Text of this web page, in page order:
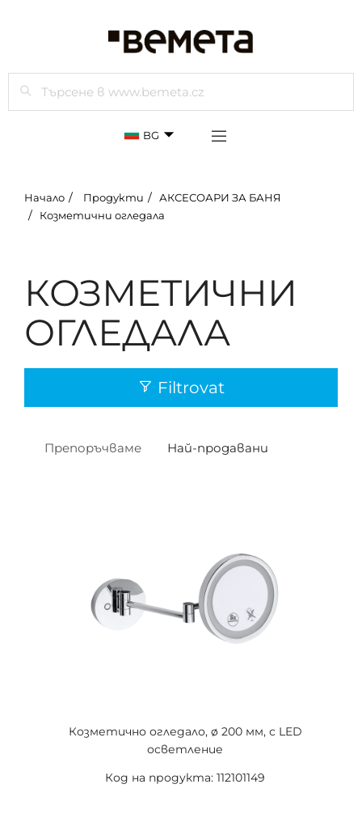
Търси
BG
Начало Продукти
АКСЕСОАРИ ЗА БАНЯ
Козметични огледала
КОЗМЕТИЧНИ
ОГЛЕДАЛА
Filtrovat
Препоръчваме Най-продавани
Козметично огледало, ø 200 мм, с LED
осветление
Код на продукта: 112101149